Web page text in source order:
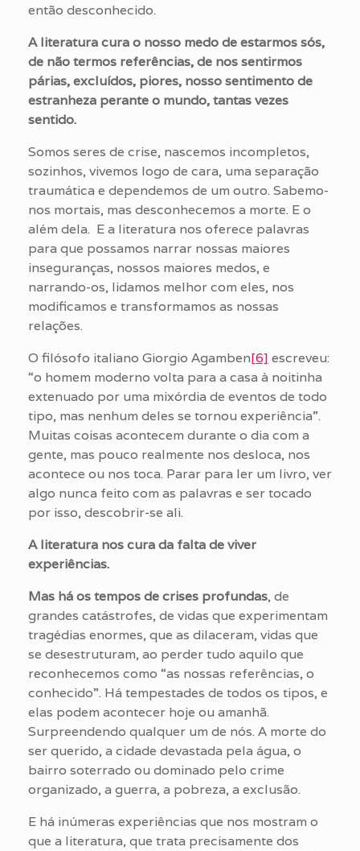
então desconhecido.
A literatura cura o nosso medo de estarmos sós,
de não termos referências, de nos sentirmos
párias, excluídos, piores, nosso sentimento de
estranheza perante o mundo, tantas vezes
sentido.
Somos seres de crise, nascemos incompletos,
sozinhos, vivemos logo de cara, uma separação
traumática e dependemos de um outro. Sabemo-
nos mortais, mas desconhecemos a morte. E o
além dela. E a literatura nos oferece palavras
para que possamos narrar nossas maiores
inseguranças, nossos maiores medos, e
narrando-os, lidamos melhor com eles, nos
modificamos e transformamos as nossas
relações.
O filósofo italiano Giorgio Agamben[6] escreveu:
“o homem moderno volta para a casa à noitinha
extenuado por uma mixórdia de eventos de todo
tipo, mas nenhum deles se tornou experiência”.
Muitas coisas acontecem durante o dia com a
gente, mas pouco realmente nos desloca, nos
acontece ou nos toca. Parar para ler um livro, ver
algo nunca feito com as palavras e ser tocado
por isso, descobrir-se ali.
A literatura nos cura da falta de viver
experiências.
Mas há os tempos de crises profundas, de
grandes catástrofes, de vidas que experimentam
tragédias enormes, que as dilaceram, vidas que
se desestruturam, ao perder tudo aquilo que
reconhecemos como “as nossas referências, o
conhecido”. Há tempestades de todos os tipos, e
elas podem acontecer hoje ou amanhã.
Surpreendendo qualquer um de nós. A morte do
ser querido, a cidade devastada pela água, o
bairro soterrado ou dominado pelo crime
organizado, a guerra, a pobreza, a exclusão.
E há inúmeras experiências que nos mostram o
que a literatura, que trata precisamente dos